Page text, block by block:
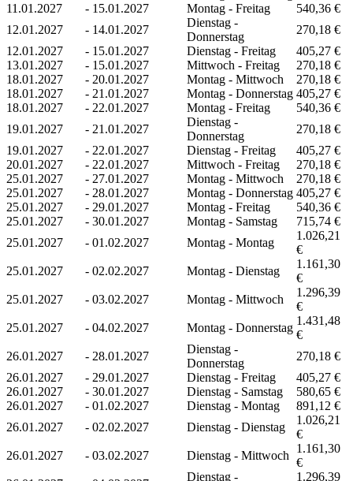
11.01.2027
- 15.01.2027 Montag - Freitag
540,36 €
12.01.2027
- 14.01.2027
Dienstag -
Donnerstag
270,18 €
12.01.2027
- 15.01.2027 Dienstag - Freitag
405,27 €
13.01.2027
- 15.01.2027 Mittwoch - Freitag
270,18 €
18.01.2027
- 20.01.2027 Montag - Mittwoch
270,18 €
18.01.2027
- 21.01.2027 Montag - Donnerstag 405,27 €
18.01.2027
- 22.01.2027 Montag - Freitag
540,36 €
19.01.2027
- 21.01.2027
Dienstag -
Donnerstag
270,18 €
19.01.2027
- 22.01.2027 Dienstag - Freitag
405,27 €
20.01.2027
- 22.01.2027 Mittwoch - Freitag
270,18 €
25.01.2027
- 27.01.2027 Montag - Mittwoch
270,18 €
25.01.2027
- 28.01.2027 Montag - Donnerstag 405,27 €
25.01.2027
- 29.01.2027 Montag - Freitag
540,36 €
25.01.2027
- 30.01.2027 Montag - Samstag
715,74 €
25.01.2027
- 01.02.2027 Montag - Montag
1.026,21
€
25.01.2027
- 02.02.2027 Montag - Dienstag
1.161,30
€
25.01.2027
- 03.02.2027 Montag - Mittwoch
1.296,39
€
25.01.2027
- 04.02.2027 Montag - Donnerstag
1.431,48
€
26.01.2027
- 28.01.2027
Dienstag -
Donnerstag
270,18 €
26.01.2027
- 29.01.2027 Dienstag - Freitag
405,27 €
26.01.2027
- 30.01.2027 Dienstag - Samstag
580,65 €
26.01.2027
- 01.02.2027 Dienstag - Montag
891,12 €
26.01.2027
- 02.02.2027 Dienstag - Dienstag
1.026,21
€
26.01.2027
- 03.02.2027 Dienstag - Mittwoch
1.161,30
€
Dienstag -
1.296,39